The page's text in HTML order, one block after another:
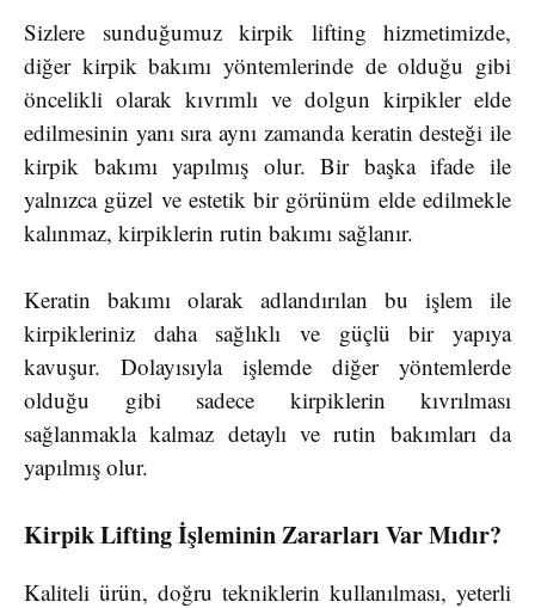
Sizlere sunduğumuz kirpik lifting hizmetimizde,
diğer kirpik bakımı yöntemlerinde de olduğu gibi
öncelikli olarak kıvrımlı ve dolgun kirpikler elde
edilmesinin yanı sıra aynı zamanda keratin desteği ile
kirpik bakımı yapılmış olur. Bir başka ifade ile
yalnızca güzel ve estetik bir görünüm elde edilmekle
kalınmaz, kirpiklerin rutin bakımı sağlanır.
Keratin bakımı olarak adlandırılan bu işlem ile
kirpikleriniz daha sağlıklı ve güçlü bir yapıya
kavuşur. Dolayısıyla işlemde diğer yöntemlerde
olduğu gibi sadece kirpiklerin kıvrılması
sağlanmakla kalmaz detaylı ve rutin bakımları da
yapılmış olur.
Kirpik Lifting İşleminin Zararları Var Mıdır?
Kaliteli ürün, doğru tekniklerin kullanılması, yeterli